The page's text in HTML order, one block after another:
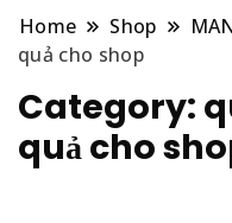
Home Shop
quả cho shop
Category:
quả cho